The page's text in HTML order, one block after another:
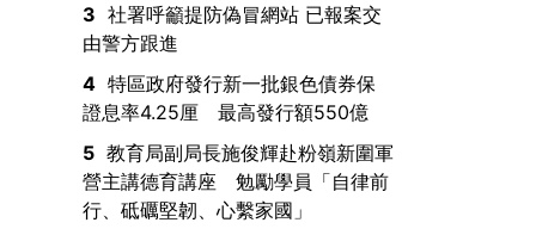
3 社署呼籲提防偽冒網站 已報案交
由警方跟進
4 特區政府發行新一批銀色債券保
證息率4.25厘 最高發行額550億
5 教育局副局長施俊輝赴粉嶺新圍軍
營主講德育講座 勉勵學員「自律前
行、砥礪堅韌、心繫家國」